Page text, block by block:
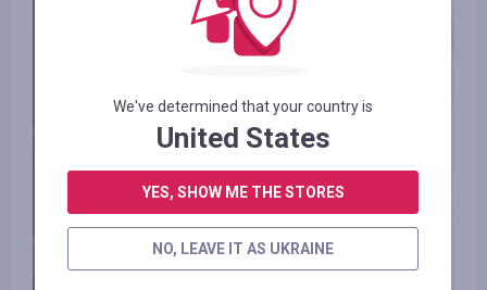
We've determined that your country is
United States
YES, SHOW ME THE STORES
NO, LEAVE IT AS UKRAINE